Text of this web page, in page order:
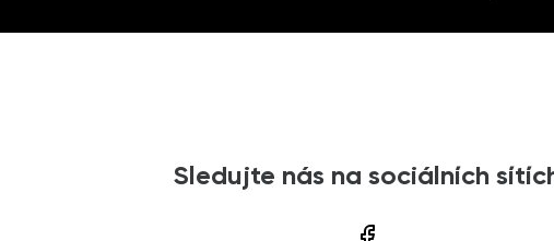
Sledujte nás na sociálních